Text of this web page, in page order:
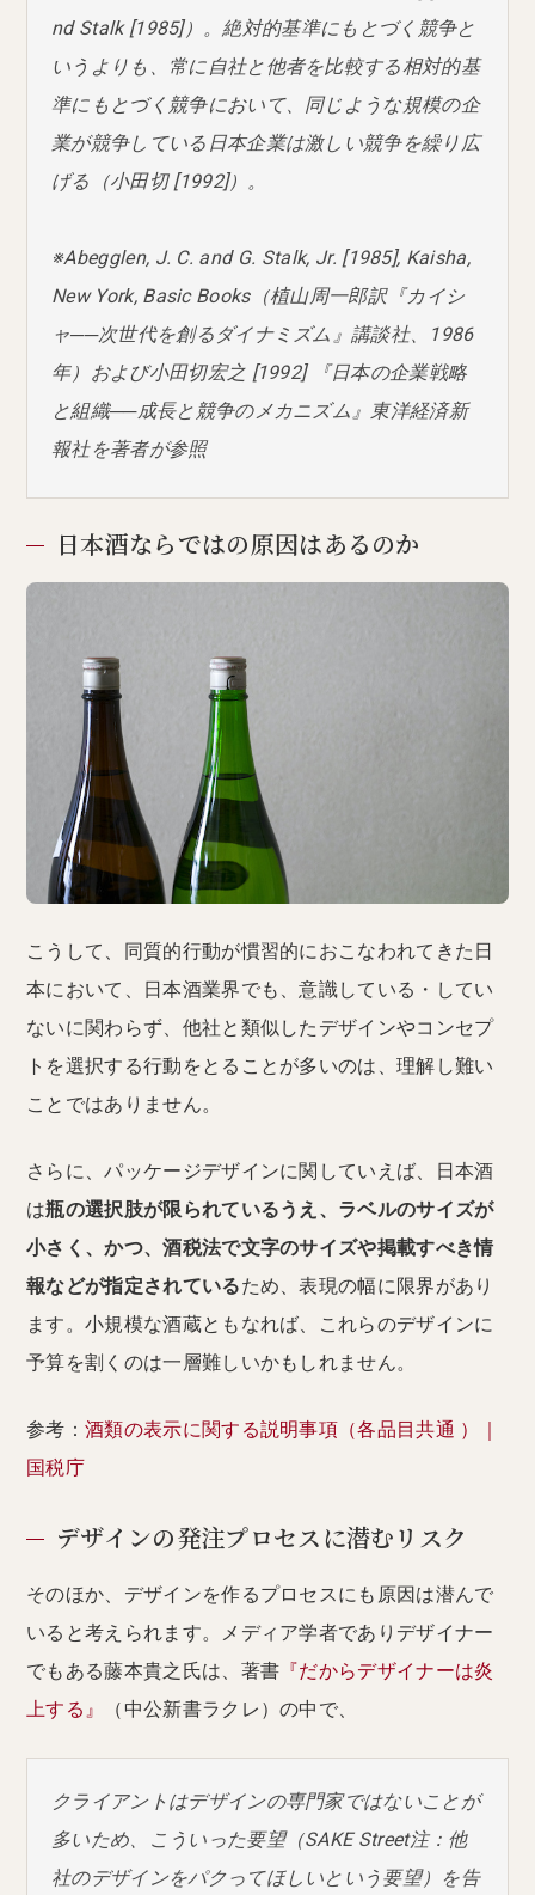
nd Stalk [1985]）。絶対的基準にもとづく競争と
いうよりも、常に自社と他者を比較する相対的基
準にもとづく競争において、同じような規模の企
業が競争している日本企業は激しい競争を繰り広
げる（小田切 [1992]）。
※Abegglen, J. C. and G. Stalk, Jr. [1985], Kaisha,
New York, Basic Books（植山周一郎訳『カイシ
ャ──次世代を創るダイナミズム』講談社、1986
年）および小田切宏之 [1992] 『日本の企業戦略
と組織──成長と競争のメカニズム』東洋経済新
報社を著者が参照
日本酒ならではの原因はあるのか
こうして、同質的行動が慣習的におこなわれてきた日
本において、日本酒業界でも、意識している・してい
ないに関わらず、他社と類似したデザインやコンセプ
トを選択する行動をとることが多いのは、理解し難い
ことではありません。
さらに、パッケージデザインに関していえば、日本酒
は瓶の選択肢が限られているうえ、ラベルのサイズが
小さく、かつ、酒税法で文字のサイズや掲載すべき情
報などが指定されているため、表現の幅に限界があり
ます。小規模な酒蔵ともなれば、これらのデザインに
予算を割くのは一層難しいかもしれません。
参考： 酒類の表示に関する説明事項（各品目共通 ）｜
国税庁
デザインの発注プロセスに潜むリスク
そのほか、デザインを作るプロセスにも原因は潜んで
いると考えられます。メディア学者でありデザイナー
でもある藤本貴之氏は、著書 『だからデザイナーは炎
上する』
（中公新書ラクレ）の中で、
クライアントはデザインの専門家ではないことが
多いため、こういった要望（SAKE Street注：他
社のデザインをパクってほしいという要望）を告